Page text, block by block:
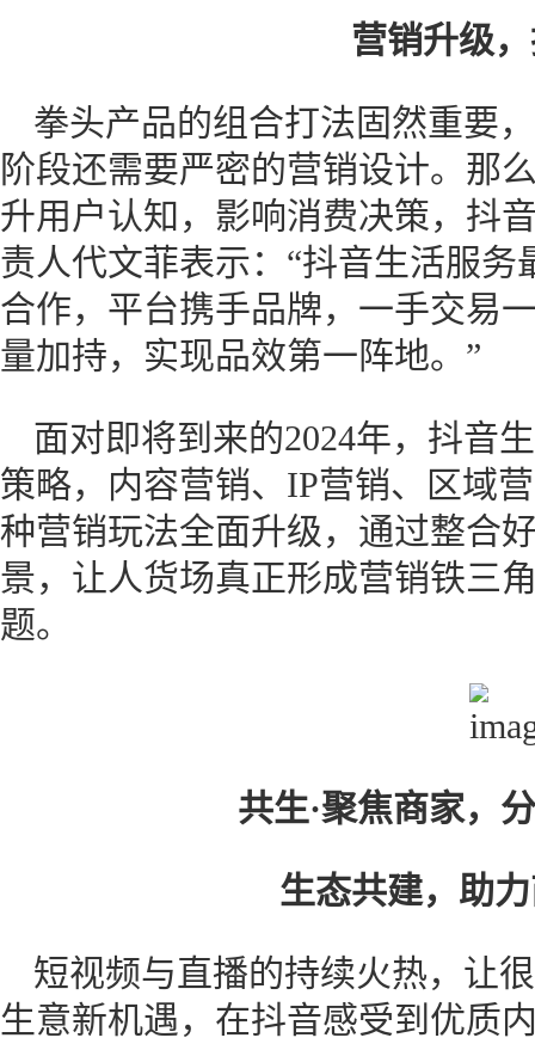
营销升级
拳头产品的组合打法固然重要
阶段还需要严密的营销设计。那
升用户认知，影响消费决策，抖
责人代文菲表示：“抖音生活服
合作，平台携手品牌，一手交易
量加持，实现品效第一阵地。”
面对即将到来的2024年，抖音
策略，内容营销、IP营销、区域
种营销玩法全面升级，通过整合
景，让人货场真正形成营销铁三
题。
共生·聚焦商家，
生态共建，助
短视频与直播的持续火热，让
生意新机遇，在抖音感受到优质